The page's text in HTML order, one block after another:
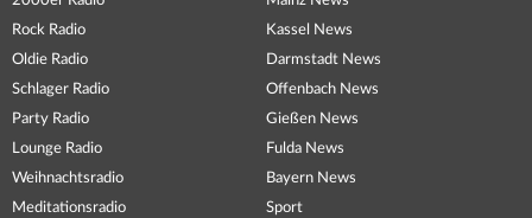
Rock Radio
Oldie Radio
Schlager Radio
Party Radio
Lounge Radio
Weihnachtsradio
Meditationsradio
Kassel News
Darmstadt News
Offenbach News
Gießen News
Fulda News
Bayern News
Sport